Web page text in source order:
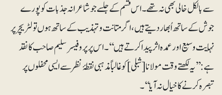
سے بالکل خالی بھی نہ تھے۔اس قسم کے جلسے جو شاعرانہ جذبات کو پورے
جوش کے ساتھ اُبھار دیتے ہیں، اگر متانت و تہذیب کے ساتھ ہوں تو لٹریچر پر
نہایت وسیع اور عمدہ اثر پیدا کرتے ہیں‘‘۔اس پر پروفیسر سلیم صاحب کا نقد
ہے:’’یہ لکھتے وقت مولانا [شبلی]کو غالباً مذہبی نقطۂ نظر سے ایسی محفلوں پر
تبصرہ کرنے کا خیال نہ آیا‘‘۔